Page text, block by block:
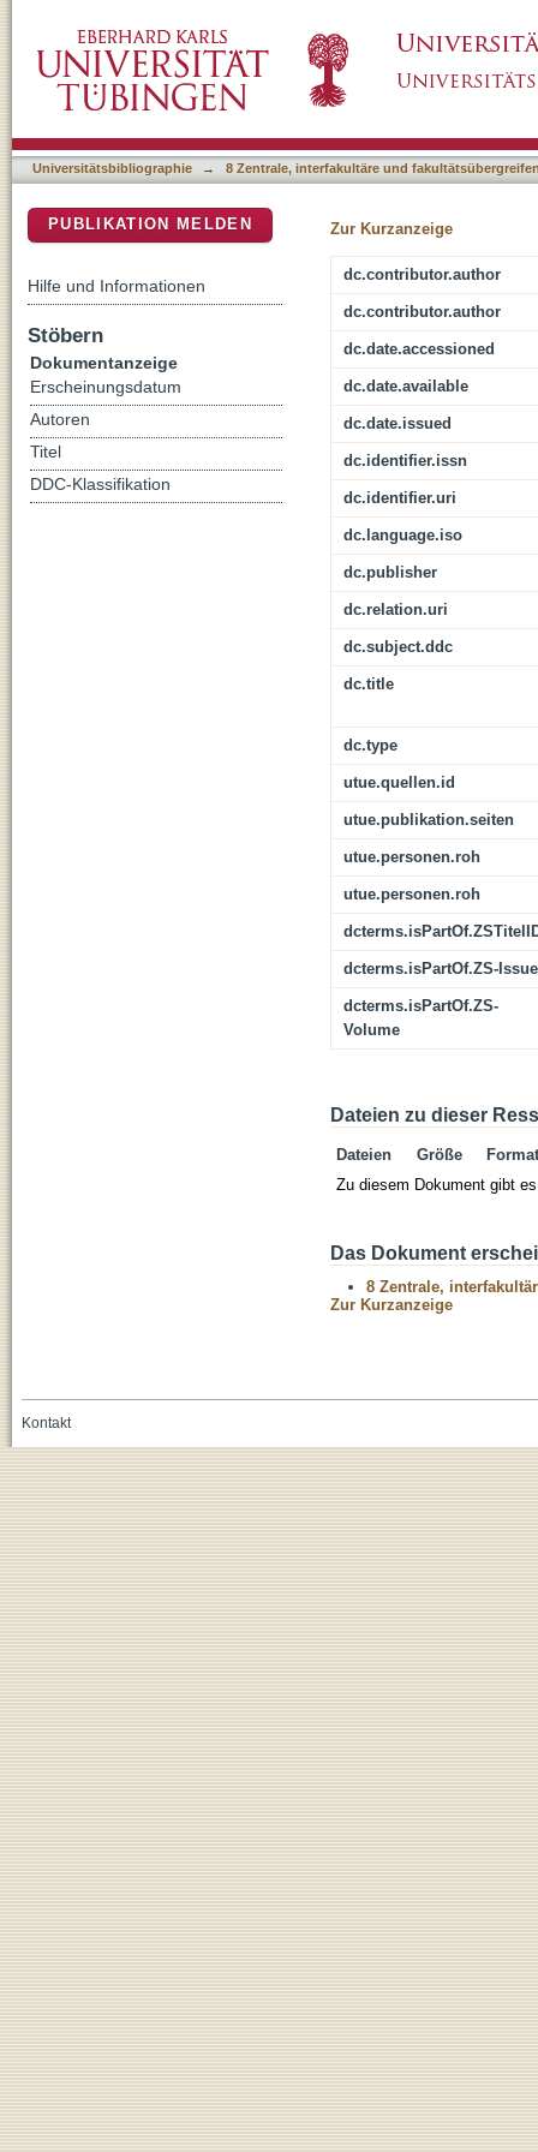
Universitätsbibliographie → 8 Zentrale, interfakultäre und
Zur Kurzanzeige
dc.contributor.author
dc.contributor.author
dc.date.accessioned
dc.date.available
dc.date.issued
dc.identifier.issn
dc.identifier.uri
dc.language.iso
dc.publisher
dc.relation.uri
dc.subject.ddc
dc.title
dc.type
utue.quellen.id
utue.publikation.seiten
utue.personen.roh
utue.personen.roh
dcterms.isPartOf.ZS-Issue
dcterms.isPartOf.ZS-
Volume
Dateien zu dieser
Dateien Größe
Format
Zu diesem Dokument gibt
Das Dokument
8 Zentrale,
Zur Kurzanzeige
PUBLIKATION MELDEN
Hilfe und Informationen
Stöbern
Dokumentanzeige
Erscheinungsdatum
Autoren
Titel
DDC-Klassifikation
Kontakt